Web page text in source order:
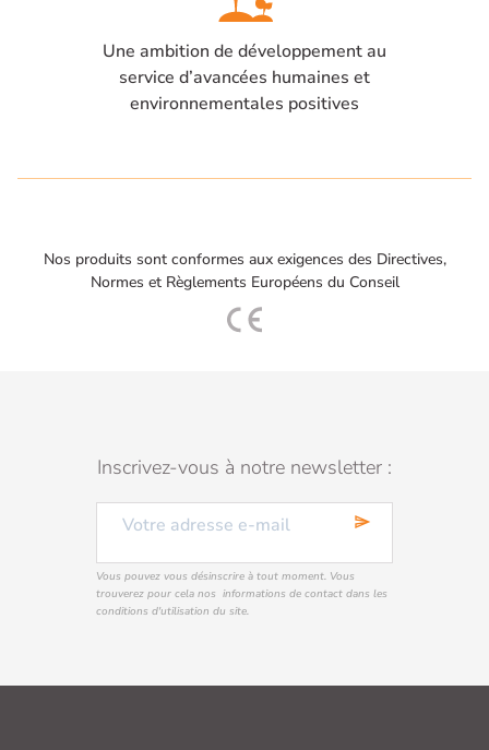
Une ambition de développement au
service d’avancées humaines et
environnementales positives
Nos produits sont conformes aux exigences des Directives,
Normes et Règlements Européens du Conseil
Inscrivez-vous à notre newsletter :
send
Vous pouvez vous désinscrire à tout moment. Vous
trouverez pour cela nos informations de contact dans les
conditions d'utilisation du site.